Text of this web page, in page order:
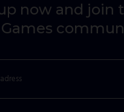
now and join
Games